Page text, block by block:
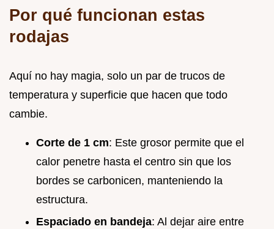
Por qué funcionan estas
rodajas
Aquí no hay magia, solo un par de trucos de
temperatura y superficie que hacen que todo
cambie.
Corte de 1 cm: Este grosor permite que el
calor penetre hasta el centro sin que los
bordes se carbonicen, manteniendo la
estructura.
Espaciado en bandeja: Al dejar aire entre